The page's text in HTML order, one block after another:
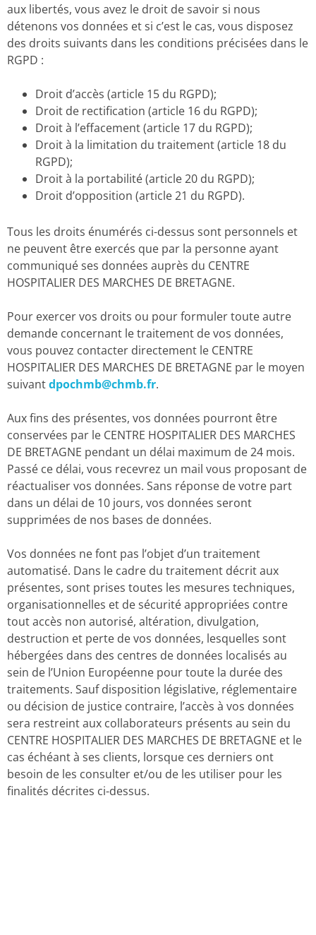
aux libertés, vous avez le droit de savoir si nous
détenons vos données et si c’est le cas, vous disposez
des droits suivants dans les conditions précisées dans le
RGPD :
Droit d’accès (article 15 du RGPD);
Droit de rectification (article 16 du RGPD);
Droit à l’effacement (article 17 du RGPD);
Droit à la limitation du traitement (article 18 du
RGPD);
Droit à la portabilité (article 20 du RGPD);
Droit d’opposition (article 21 du RGPD).
Tous les droits énumérés ci-dessus sont personnels et
ne peuvent être exercés que par la personne ayant
communiqué ses données auprès du CENTRE
HOSPITALIER DES MARCHES DE BRETAGNE.
Pour exercer vos droits ou pour formuler toute autre
demande concernant le traitement de vos données,
vous pouvez contacter directement le CENTRE
HOSPITALIER DES MARCHES DE BRETAGNE par le moyen
suivantdpochmb@chmb.fr.
Aux fins des présentes, vos données pourront être
conservées par le CENTRE HOSPITALIER DES MARCHES
DE BRETAGNE pendant un délai maximum de 24 mois.
Passé ce délai, vous recevrez un mail vous proposant de
réactualiser vos données. Sans réponse de votre part
dans un délai de 10 jours, vos données seront
supprimées de nos bases de données.
Vos données ne font pas l’objet d’un traitement
automatisé. Dans le cadre du traitement décrit aux
présentes, sont prises toutes les mesures techniques,
organisationnelles et de sécurité appropriées contre
tout accès non autorisé, altération, divulgation,
destruction et perte de vos données, lesquelles sont
hébergées dans des centres de données localisés au
sein de l’Union Européenne pour toute la durée des
traitements. Sauf disposition législative, réglementaire
ou décision de justice contraire, l’accès à vos données
sera restreint aux collaborateurs présents au sein du
CENTRE HOSPITALIER DES MARCHES DE BRETAGNE et le
cas échéant à ses clients, lorsque ces derniers ont
besoin de les consulter et/ou de les utiliser pour les
finalités décrites ci-dessus.